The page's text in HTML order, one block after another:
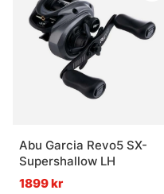
Abu Garcia Revo5 SX-
Supershallow LH
1899 kr